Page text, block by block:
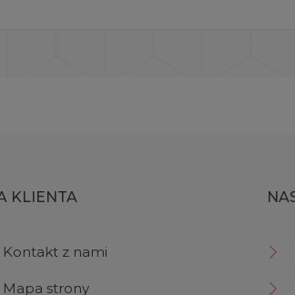
KLIENTA
Kontakt z nami
Mapa strony